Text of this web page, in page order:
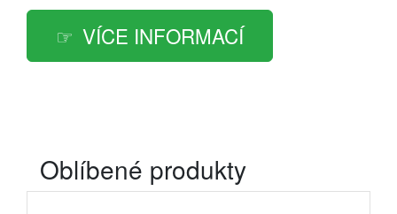
VÍCE INFORMACÍ
Oblíbené produkty